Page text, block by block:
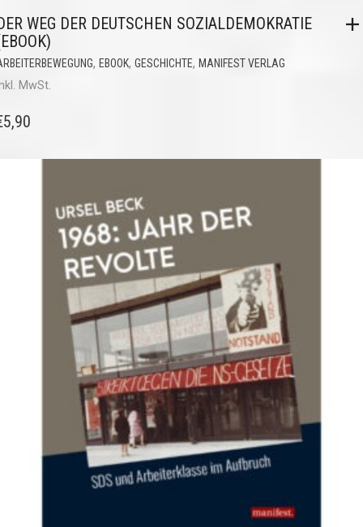
WEG DER DEUTSCHEN SOZIALDEMOKRATIE
, EBOOK, GESCHICHTE, MANIFEST VERLAG
MwSt.
5,90